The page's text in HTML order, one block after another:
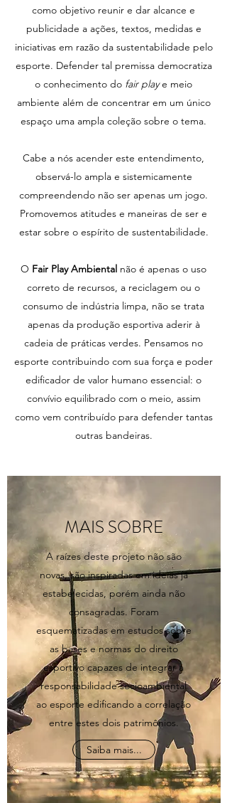
como objetivo reunir e dar alcance e
publicidade a ações, textos, medidas e
iniciativas em razão da sustentabilidade pelo
esporte. Defender tal premissa democratiza
o conhecimento do fair playe meio
ambiente além de concentrar em um único
espaço uma ampla coleção sobre o tema.
Cabe a nós acender este entendimento,
observá-lo ampla e sistemicamente
compreendendo não ser apenas um jogo.
Promovemos atitudes e maneiras de ser e
estar sobre o espírito de sustentabilidade.
O Fair Play Ambiental não é apenas o uso
correto de recursos, a reciclagem ou o
consumo de indústria limpa, não se trata
apenas da produção esportiva aderir à
cadeia de práticas verdes. Pensamos no
esporte contribuindo com sua força e poder
edificador de valor humano essencial: o
convívio equilibrado com o meio, assim
como vem contribuído para defender tantas
outras bandeiras.
MAIS SOBRE
A raízes deste projeto não são
novas, são inspiradas em ideias já
estabelecidas, porém ainda não
consagradas. Foram
esquematizadas em estudos sobre
as bases e normas do direito
esportivo capazes de integrar a
responsabilidade socioambiental
ao esporte edificando a correlação
entre estes dois patrimônios.
Saiba mais...